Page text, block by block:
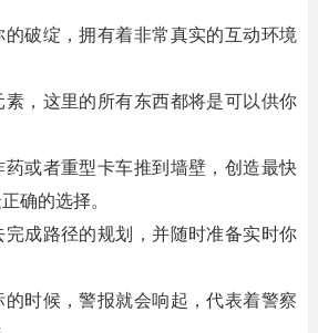
破绽，拥有着非常真实的互动环境
，这里的所有东西都将是可以供你
或者重型卡车推到墙壁，创造最快
确的选择。
成路径的规划，并随时准备实时你
时候，警报就会响起，代表着警察